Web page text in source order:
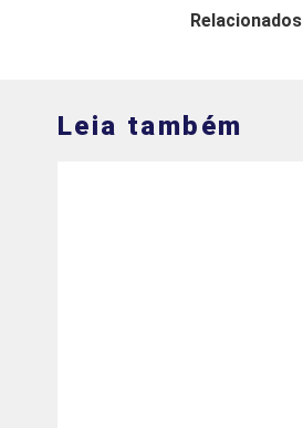
Relacionados
Leia também